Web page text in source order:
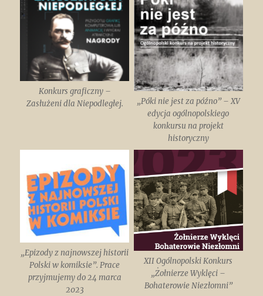
Konkurs graficzny –
Zasłużeni dla Niepodległej.
„Póki nie jest za późno” – XV
edycja ogólnopolskiego
konkursu na projekt
historyczny
„Epizody z najnowszej historii
Polski w komiksie”. Prace
przyjmujemy do 24 marca
2023
XII Ogólnopolski Konkurs
„Żołnierze Wyklęci –
Bohaterowie Niezłomni”